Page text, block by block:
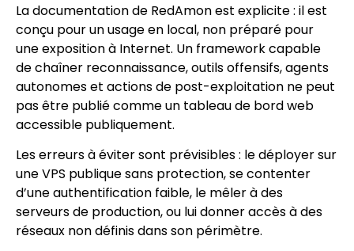
La documentation de RedAmon est explicite : il est
conçu pour un usage en local, non préparé pour
une exposition à Internet. Un framework capable
de chaîner reconnaissance, outils offensifs, agents
autonomes et actions de post-exploitation ne peut
pas être publié comme un tableau de bord web
accessible publiquement.
Les erreurs à éviter sont prévisibles : le déployer sur
une VPS publique sans protection, se contenter
d’une authentification faible, le mêler à des
serveurs de production, ou lui donner accès à des
réseaux non définis dans son périmètre.